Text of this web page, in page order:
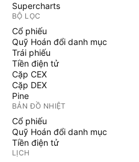
Supercharts
BỘ LỌC
Cổ phiếu
Quỹ Hoán đổi danh mục
Trái phiếu
Tiền điện tử
Cặp CEX
Cặp DEX
Pine
BẢN ĐỒ NHIỆT
Cổ phiếu
Quỹ Hoán đổi danh mục
Tiền điện tử
LỊCH